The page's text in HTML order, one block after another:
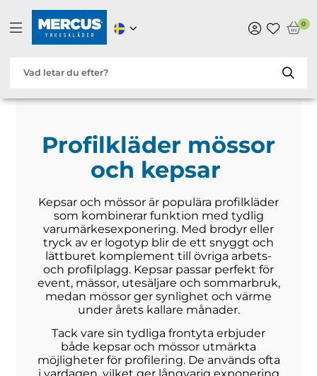
0
Profilkläder mössor
och kepsar
Kepsar och mössor är populära profilkläder
som kombinerar funktion med tydlig
varumärkesexponering. Med brodyr eller
tryck av er logotyp blir de ett snyggt och
lättburet komplement till övriga arbets-
och profilplagg. Kepsar passar perfekt för
event, mässor, utesäljare och sommarbruk,
medan mössor ger synlighet och värme
under årets kallare månader.
Tack vare sin tydliga frontyta erbjuder
både kepsar och mössor utmärkta
möjligheter för profilering. De används ofta